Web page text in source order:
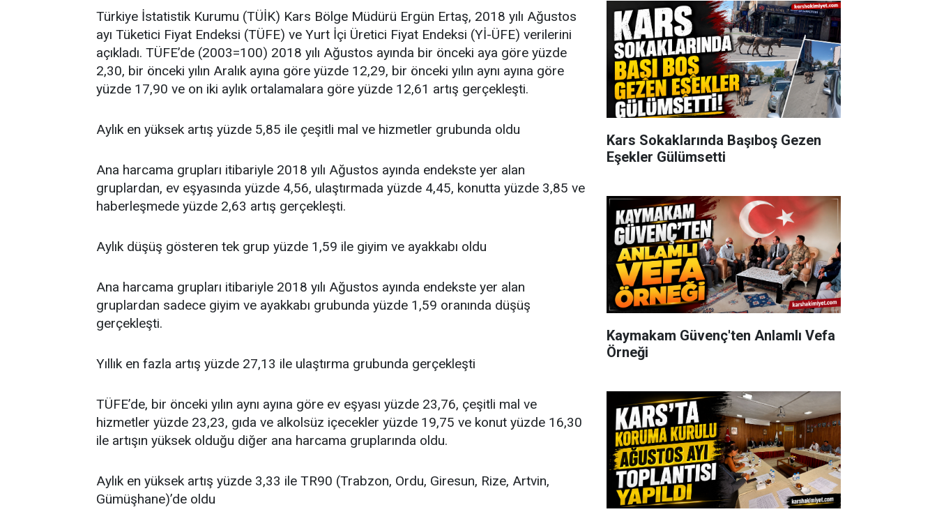
Türkiye İstatistik Kurumu (TÜİK) Kars Bölge Müdürü Ergün Ertaş, 2018 yılı Ağustos
ayı Tüketici Fiyat Endeksi (TÜFE) ve Yurt İçi Üretici Fiyat Endeksi (Yİ-ÜFE) verilerini
açıkladı. TÜFE’de (2003=100) 2018 yılı Ağustos ayında bir önceki aya göre yüzde
2,30, bir önceki yılın Aralık ayına göre yüzde 12,29, bir önceki yılın aynı ayına göre
yüzde 17,90 ve on iki aylık ortalamalara göre yüzde 12,61 artış gerçekleşti.
Aylık en yüksek artış yüzde 5,85 ile çeşitli mal ve hizmetler grubunda oldu
Ana harcama grupları itibariyle 2018 yılı Ağustos ayında endekste yer alan
gruplardan, ev eşyasında yüzde 4,56, ulaştırmada yüzde 4,45, konutta yüzde 3,85 ve
haberleşmede yüzde 2,63 artış gerçekleşti.
Aylık düşüş gösteren tek grup yüzde 1,59 ile giyim ve ayakkabı oldu
Ana harcama grupları itibariyle 2018 yılı Ağustos ayında endekste yer alan
gruplardan sadece giyim ve ayakkabı grubunda yüzde 1,59 oranında düşüş
gerçekleşti.
Yıllık en fazla artış yüzde 27,13 ile ulaştırma grubunda gerçekleşti
TÜFE’de, bir önceki yılın aynı ayına göre ev eşyası yüzde 23,76, çeşitli mal ve
hizmetler yüzde 23,23, gıda ve alkolsüz içecekler yüzde 19,75 ve konut yüzde 16,30
ile artışın yüksek olduğu diğer ana harcama gruplarında oldu.
Aylık en yüksek artış yüzde 3,33 ile TR90 (Trabzon, Ordu, Giresun, Rize, Artvin,
Gümüşhane)’de oldu
Kars Sokaklarında Başıboş Gezen
Eşekler Gülümsetti
Kaymakam Güvenç'ten Anlamlı Vefa
Örneği